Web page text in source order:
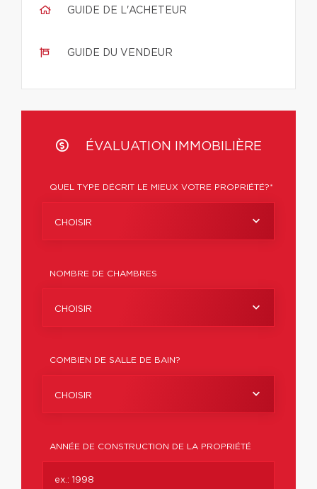
GUIDE DE L'ACHETEUR
GUIDE DU VENDEUR
ÉVALUATION IMMOBILIÈRE
QUEL TYPE DÉCRIT LE MIEUX VOTRE PROPRIÉTÉ?*
CHOISIR
NOMBRE DE CHAMBRES
CHOISIR
COMBIEN DE SALLE DE BAIN?
CHOISIR
ANNÉE DE CONSTRUCTION DE LA PROPRIÉTÉ